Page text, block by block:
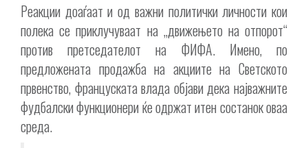
Реакции доаѓаат и од важни политички личности кои
полека се приклучуваат на „движењето на отпорот“
против претседателот на ФИФА. Имено, по
предложената продажба на акциите на Светското
првенство, француската влада објави дека најважните
фудбалски функционери ќе одржат итен состанок оваа
среда.